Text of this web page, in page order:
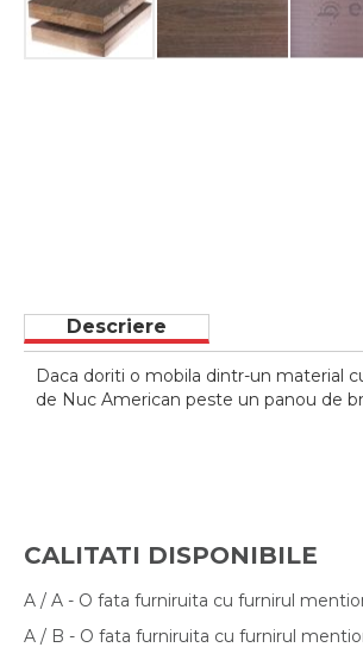
Descriere
Daca doriti o mobila dintr-un material
de Nuc American peste un panou de
CALITATI DISPONIBILE
A / A - O fata furniruita cu furnirul
A / B - O fata furniruita cu furnirul